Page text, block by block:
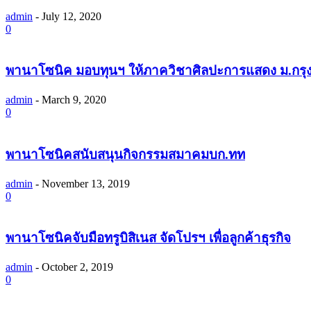
admin - July 12, 2020
0
พานาโซนิค มอบทุนฯ ให้ภาควิชาศิลปะการแสดง ม.กรุ
admin - March 9, 2020
0
พานาโซนิคสนับสนุนกิจกรรมสมาคมบก.ทท
admin - November 13, 2019
0
พานาโซนิคจับมือทรูบิสิเนส จัดโปรฯ เพื่อลูกค้าธุรกิจ
admin - October 2, 2019
0